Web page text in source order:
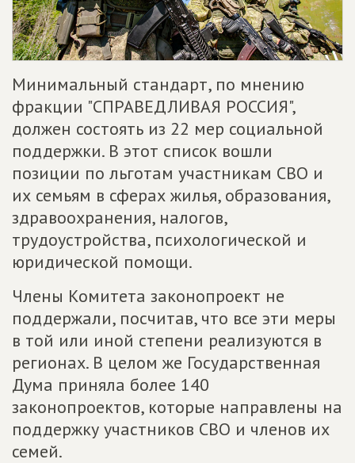
Минимальный стандарт, по мнению
фракции "СПРАВЕДЛИВАЯ РОССИЯ",
должен состоять из 22 мер социальной
поддержки. В этот список вошли
позиции по льготам участникам СВО и
их семьям в сферах жилья, образования,
здравоохранения, налогов,
трудоустройства, психологической и
юридической помощи.
Члены Комитета законопроект не
поддержали, посчитав, что все эти меры
в той или иной степени реализуются в
регионах. В целом же Государственная
Дума приняла более 140
законопроектов, которые направлены на
поддержку участников СВО и членов их
семей.